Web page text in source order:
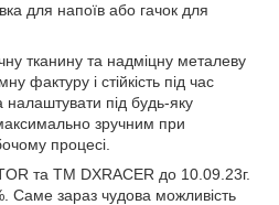
для напоїв або гачок для
тканину та надміцну металеву
фактуру і стійкість під час
налаштувати під будь-яку
зручним при
процесі.
та TM DXRACER до 10.09.23г.
Саме зараз чудова можливість